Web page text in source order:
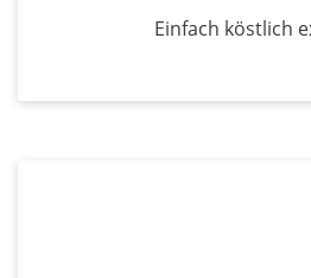
Einfach köstlich